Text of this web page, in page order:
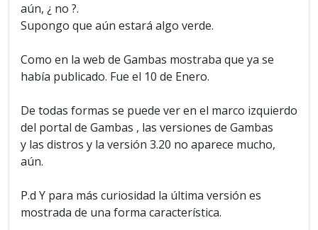
aún, ¿ no ?.
Supongo que aún estará algo verde.
Como en la web de Gambas mostraba que ya se
había publicado. Fue el 10 de Enero.
De todas formas se puede ver en el marco izquierdo
del portal de Gambas , las versiones de Gambas
y las distros y la versión 3.20 no aparece mucho,
aún.
P.d Y para más curiosidad la última versión es
mostrada de una forma característica.